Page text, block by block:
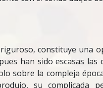
constituye una
han sido escasas las
sobre la compleja
su complicada